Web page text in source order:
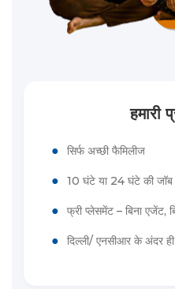
हमारी
● सिर्फ अच्छी फैमिलीज
● 10 घंटे या 24 घंटे की जॉब
● फ्री प्लेसमेंट – बिना एजेंट,
● दिल्ली/ एनसीआर के अंदर